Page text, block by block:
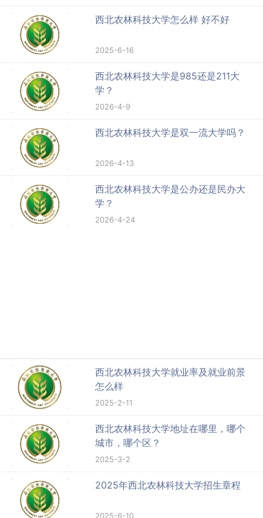
西北农林科技大学怎么样 好不好
2025-6-16
西北农林科技大学是985还是211大
学？
2026-4-9
西北农林科技大学是双一流大学吗？
2026-4-13
西北农林科技大学是公办还是民办大
学？
2026-4-24
西北农林科技大学就业率及就业前景
怎么样
2025-2-11
西北农林科技大学地址在哪里，哪个
城市，哪个区？
2025-3-2
2025年西北农林科技大学招生章程
2025-6-10